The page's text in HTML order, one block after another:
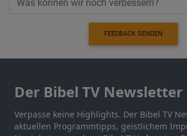
FEEDBACK SENDEN
Der Bibel TV Newsletter
Verpasse keine Highlights. Der Bibel TV
aktuellen Programmtipps, geistlichem